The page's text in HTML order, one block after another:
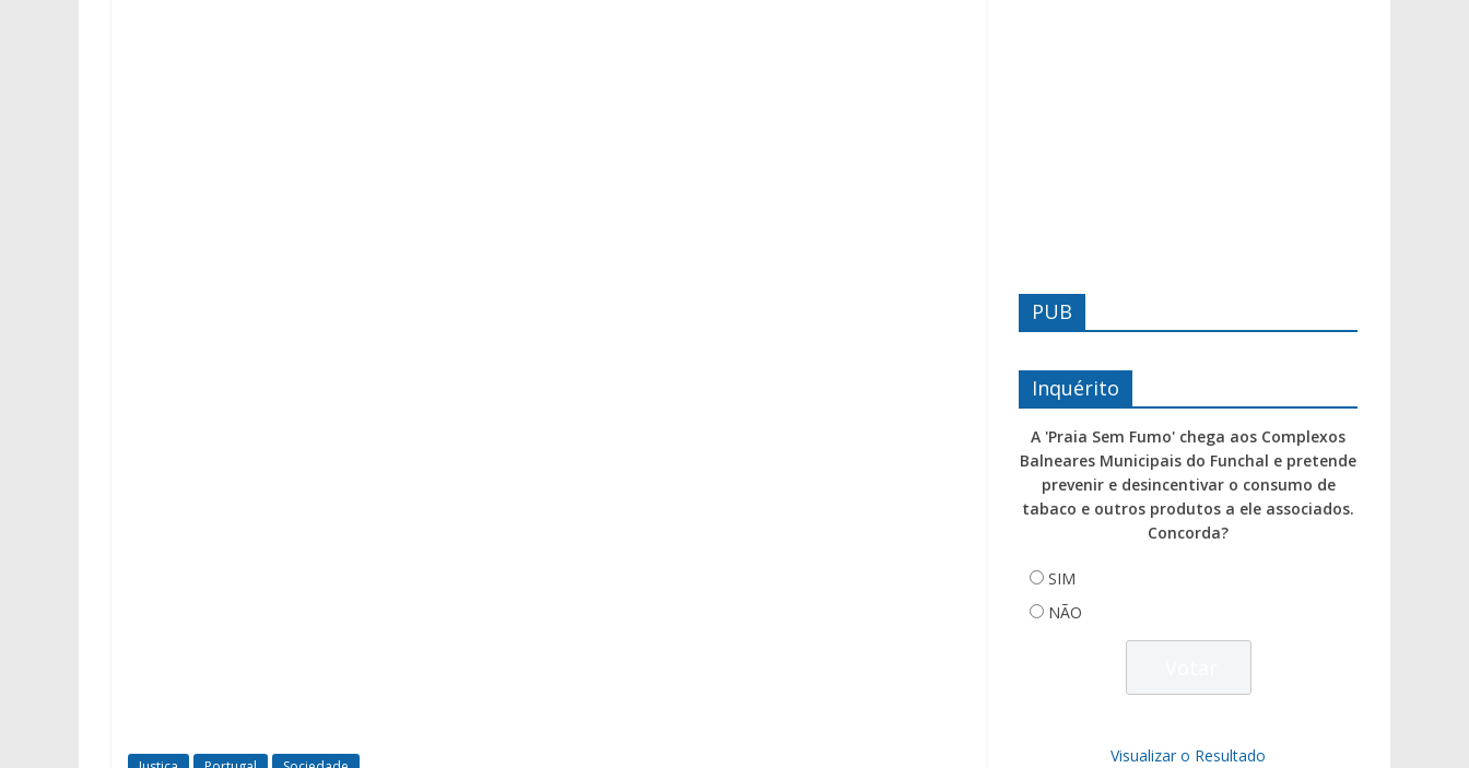
PUB
Inquérito
A 'Praia Sem Fumo' chega aos Complexos
Balneares Municipais do Funchal e pretende
prevenir e desincentivar o consumo de
tabaco e outros produtos a ele associados.
Concorda?
SIM
NÃO
Visualizar o Resultado